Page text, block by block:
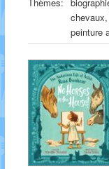
Thèmes:
peinture